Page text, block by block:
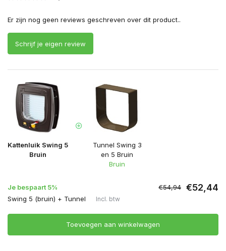
Er zijn nog geen reviews geschreven over dit product..
Schrijf je eigen review
Kattenluik Swing 5
Bruin
Tunnel Swing 3
en 5 Bruin
Bruin
Je bespaart 5% €54,94 €52,44
Swing 5 (bruin) + Tunnel Incl. btw
Toevoegen aan winkelwagen